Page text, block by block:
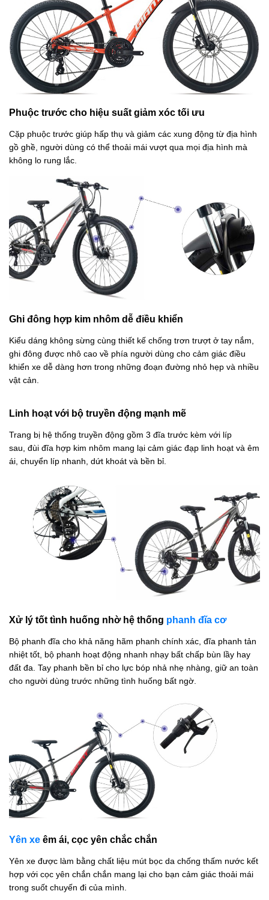
Phuộc trước cho hiệu suất giảm xóc tối ưu
Cặp phuộc trước giúp hấp thụ và giảm các xung động từ địa hình
gồ ghề, người dùng có thể thoải mái vượt qua mọi địa hình mà
không lo rung lắc.
Ghi đông hợp kim nhôm dễ điều khiển
Kiểu dáng không sừng cùng thiết kế chống trơn trượt ở tay nắm,
ghi đông được nhô cao về phía người dùng cho cảm giác điều
khiển xe dễ dàng hơn trong những đoạn đường nhỏ hẹp và nhiều
vật cản.
Linh hoạt với bộ truyền động mạnh mẽ
Trang bị hệ thống truyền động gồm 3 đĩa trước kèm với líp
sau, đùi đĩa hợp kim nhôm mang lại cảm giác đạp linh hoạt và êm
ái, chuyển líp nhanh, dứt khoát và bền bỉ.
Xử lý tốt tình huống nhờ hệ thống phanh đĩa cơ
Bộ phanh đĩa cho khả năng hãm phanh chính xác, đĩa phanh tản
nhiệt tốt, bộ phanh hoạt động nhanh nhạy bất chấp bùn lầy hay
đất đa. Tay phanh bền bỉ cho lực bóp nhả nhẹ nhàng, giữ an toàn
cho người dùng trước những tình huống bất ngờ.
Yên xe êm ái, cọc yên chắc chắn
Yên xe được làm bằng chất liệu mút bọc da chống thấm nước kết
hợp với cọc yên chắn chắn mang lại cho bạn cảm giác thoải mái
trong suốt chuyến đi của mình.